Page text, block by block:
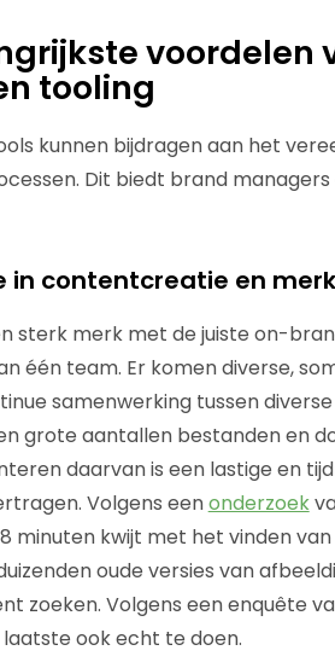
voordelen
tooling
kunnen bijdragen aan het
Dit biedt brand
in contentcreatie en
sterk merk met de juiste on-
één team. Er komen diverse,
samenwerking tussen
grote aantallen bestanden en
daarvan is een lastige en
Volgens eenonderzoek
minuten kwijt met het vinden
oude versies van
zoeken. Volgens een enquête
ook echt te doen.